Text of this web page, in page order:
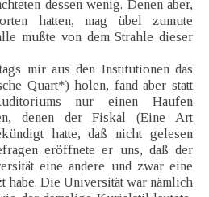
dessen wenig. Denen aber,
hatten, mag übel zumute
mußte von dem Strahle dieser
mir aus den Institutionen das
Quart*) holen, fand aber statt
nur einen Haufen
denen der Fiskal (Eine Art
hatte, daß nicht gelesen
eröffnete er uns, daß der
eine andere und zwar eine
habe. Die Universität war nämlich